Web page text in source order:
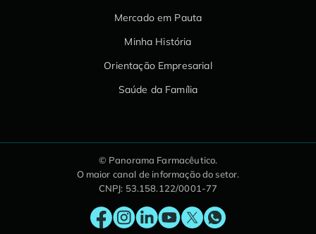
Mercado em Pauta
Minha História
Orientação Empresarial
Saúde da Família
© Panorama Farmacêutico.
O maior canal de informação do setor.
CNPJ: 53.158.122/0001-77